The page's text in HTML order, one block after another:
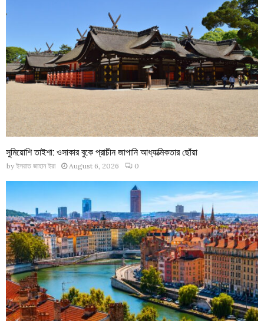
সুমিয়োশি তাইশা: ওসাকার বুকে প্রাচীন জাপানি আধ্যাত্মিকতার ছোঁয়া
by ইসরাত জাহান ইরা August 6, 2026 0